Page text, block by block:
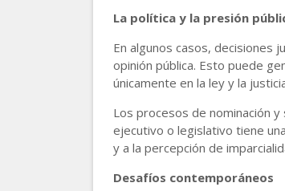
La política y la presión
En algunos casos, decisiones
opinión pública. Esto puede
únicamente en la ley y la
Los procesos de nominación
ejecutivo o legislativo tiene
y a la percepción de
Desafíos contemporáneos